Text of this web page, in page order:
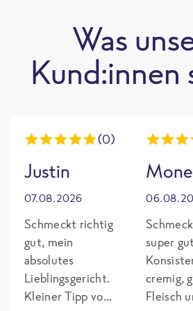
Was
Kund:innen
(0)
Justin
07.08.2026
Schmeckt richtig
gut, mein
absolutes
Lieblingsgericht.
Kleiner Tipp von
Mone
super
cremig,
Fleisch